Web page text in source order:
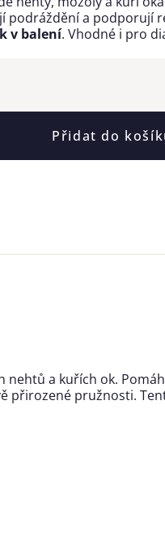
Přidat do
podráždění a podporují
v balení. Vhodné i pro
nehtů a kuřích ok.
přirozené pružnosti.